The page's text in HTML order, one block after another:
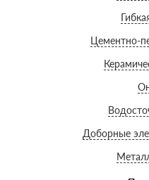
Цементно-
Доборные